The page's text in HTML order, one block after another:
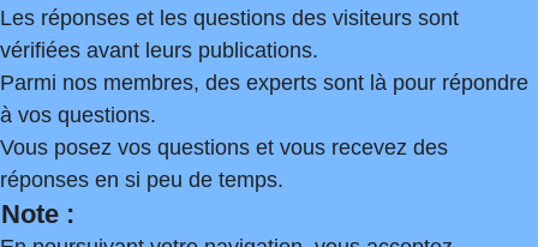
Les réponses et les questions des visiteurs sont
vérifiées avant leurs publications.
Parmi nos membres, des experts sont là pour répondre
à vos questions.
Vous posez vos questions et vous recevez des
réponses en si peu de temps.
Note :